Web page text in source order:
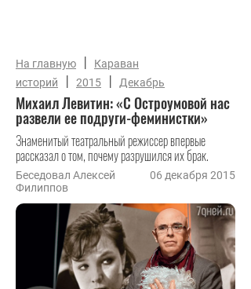
На главную |
Караван
историй
| 2015 | Декабрь
Михаил Левитин: «С Остроумовой нас
развели ее подруги-феминистки»
Знаменитый театральный режиссер впервые
рассказал о том, почему разрушился их брак.
Беседовал Алексей
Филиппов
06 декабря 2015